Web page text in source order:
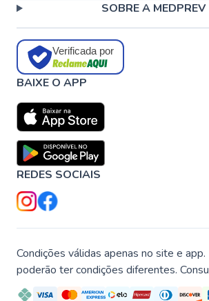
SOBRE A MEDPREV
Verificada por
BAIXE O APP
REDES SOCIAIS
Condições válidas apenas no site e
poderão ter condições diferentes.